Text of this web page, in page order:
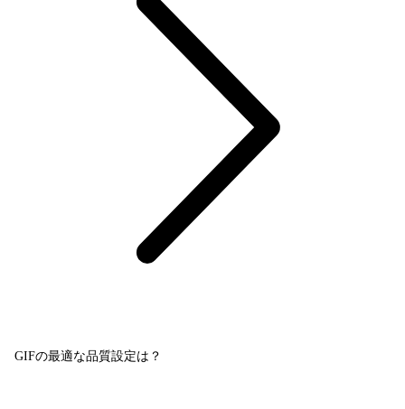
GIFの最適な品質設定は？